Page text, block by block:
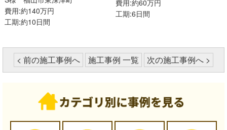
費用:約140万円
工期:約10日間
費用:約60万円
工期:6日間
< 前の施工事例へ 施工事例 一覧 次の施工事例へ >